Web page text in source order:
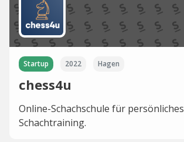
Startup 2022 Hagen
chess4u
Online-Schachschule für persönliches
Schachtraining.